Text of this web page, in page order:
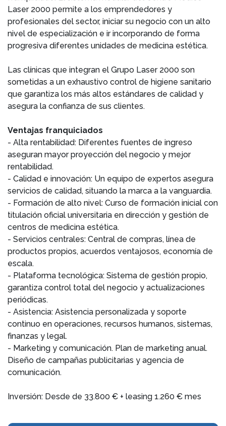
Laser 2000 permite a los emprendedores y
profesionales del sector, iniciar su negocio con un alto
nivel de especialización e ir incorporando de forma
progresiva diferentes unidades de medicina estética.
Las clínicas que integran el Grupo Laser 2000 son
sometidas a un exhaustivo control de higiene sanitario
que garantiza los más altos estándares de calidad y
asegura la confianza de sus clientes.
Ventajas franquiciados
- Alta rentabilidad: Diferentes fuentes de ingreso
aseguran mayor proyección del negocio y mejor
rentabilidad.
- Calidad e innovación: Un equipo de expertos asegura
servicios de calidad, situando la marca a la vanguardia.
- Formación de alto nivel: Curso de formación inicial con
titulación oficial universitaria en dirección y gestión de
centros de medicina estética.
- Servicios centrales: Central de compras, línea de
productos propios, acuerdos ventajosos, economía de
escala.
- Plataforma tecnológica: Sistema de gestión propio,
garantiza control total del negocio y actualizaciones
periódicas.
- Asistencia: Asistencia personalizada y soporte
continuo en operaciones, recursos humanos, sistemas,
finanzas y legal.
- Marketing y comunicación. Plan de marketing anual.
Diseño de campañas publicitarias y agencia de
comunicación.
Inversión: Desde de 33.800 € + leasing 1.260 € mes